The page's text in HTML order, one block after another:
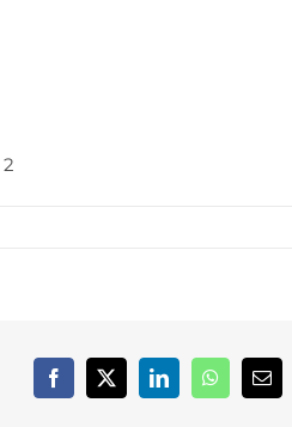
2
Facebook
X LinkedInWhatsApp